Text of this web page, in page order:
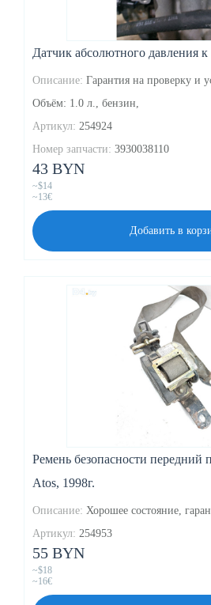
Датчик абсолютного давления
Описание: Гарантия на проверку и
Объём: 1.0 л., бензин,
Артикул: 254924
Номер запчасти: 3930038110
43 BYN
~$14
~13€
Добавить в
Ремень безопасности передний
Atos, 1998г.
Описание: Хорошее состояние,
Артикул: 254953
55 BYN
~$18
~16€